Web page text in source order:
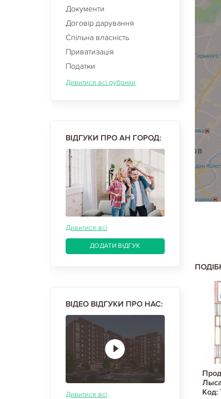
Документи
Договір дарування
Спільна власність
Приватизація
Податки
Дивитися всі рубрики
ВІДГУКИ ПРО АН ГОРОД:
Дивитися всі
ДОДАТИ ВІДГУК
ВІДЕО ВІДГУКИ ПРО НАС:
Дивитися всі
Продам полдома, Холодная Гора,
Смоленский пер., Код: 811354/14
Код: